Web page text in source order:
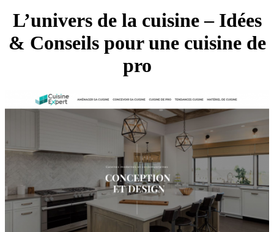
L’univers de la cuisine – Idées
& Conseils pour une cuisine de
pro